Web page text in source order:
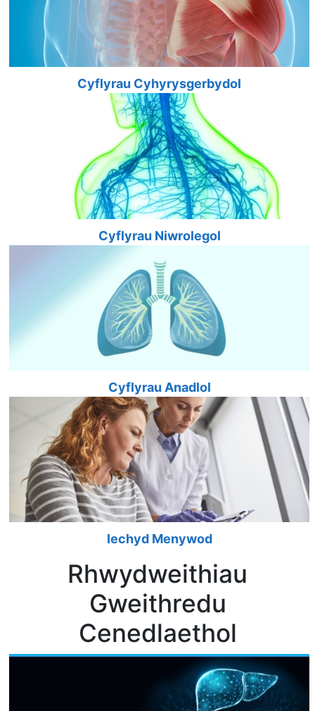
Cyflyrau Cyhyrysgerbydol
Cyflyrau Niwrolegol
Cyflyrau Anadlol
Iechyd Menywod
Rhwydweithiau
Gweithredu
Cenedlaethol